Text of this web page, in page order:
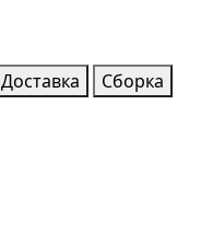
Доставка
Сборка